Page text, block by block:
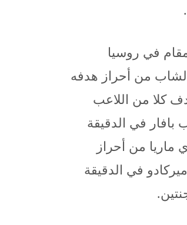
في روسيا
الشاب من أحراز هدفه
64 والهدف الثاني له في الدقيقة 68، وهدف كلا من اللاعب
واللاعب بافار في الدقيقة
ماريا من أحراز
اللاعب ميركادو في الدقيقة